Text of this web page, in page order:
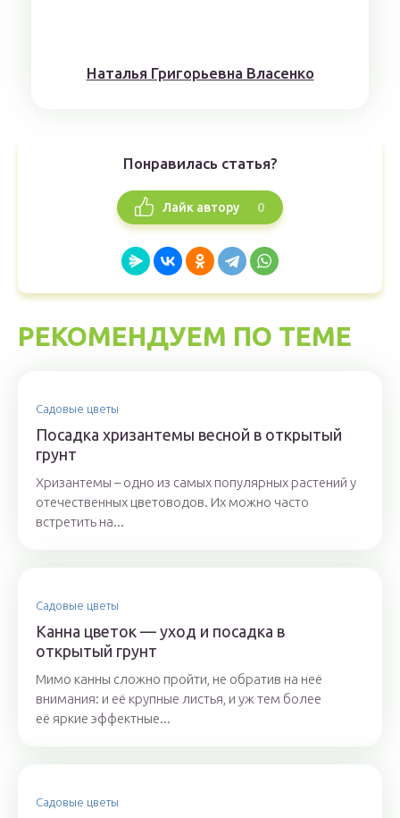
Наталья Григорьевна Власенко
Понравилась статья?
Лайк автору 0
РЕКОМЕНДУЕМ ПО ТЕМЕ
Садовые цветы
Посадка хризантемы весной в открытый
грунт
Хризантемы – одно из самых популярных растений у
отечественных цветоводов. Их можно часто
встретить на...
Садовые цветы
Канна цветок — уход и посадка в
открытый грунт
Мимо канны сложно пройти, не обратив на неё
внимания: и её крупные листья, и уж тем более
её яркие эффектные...
Садовые цветы